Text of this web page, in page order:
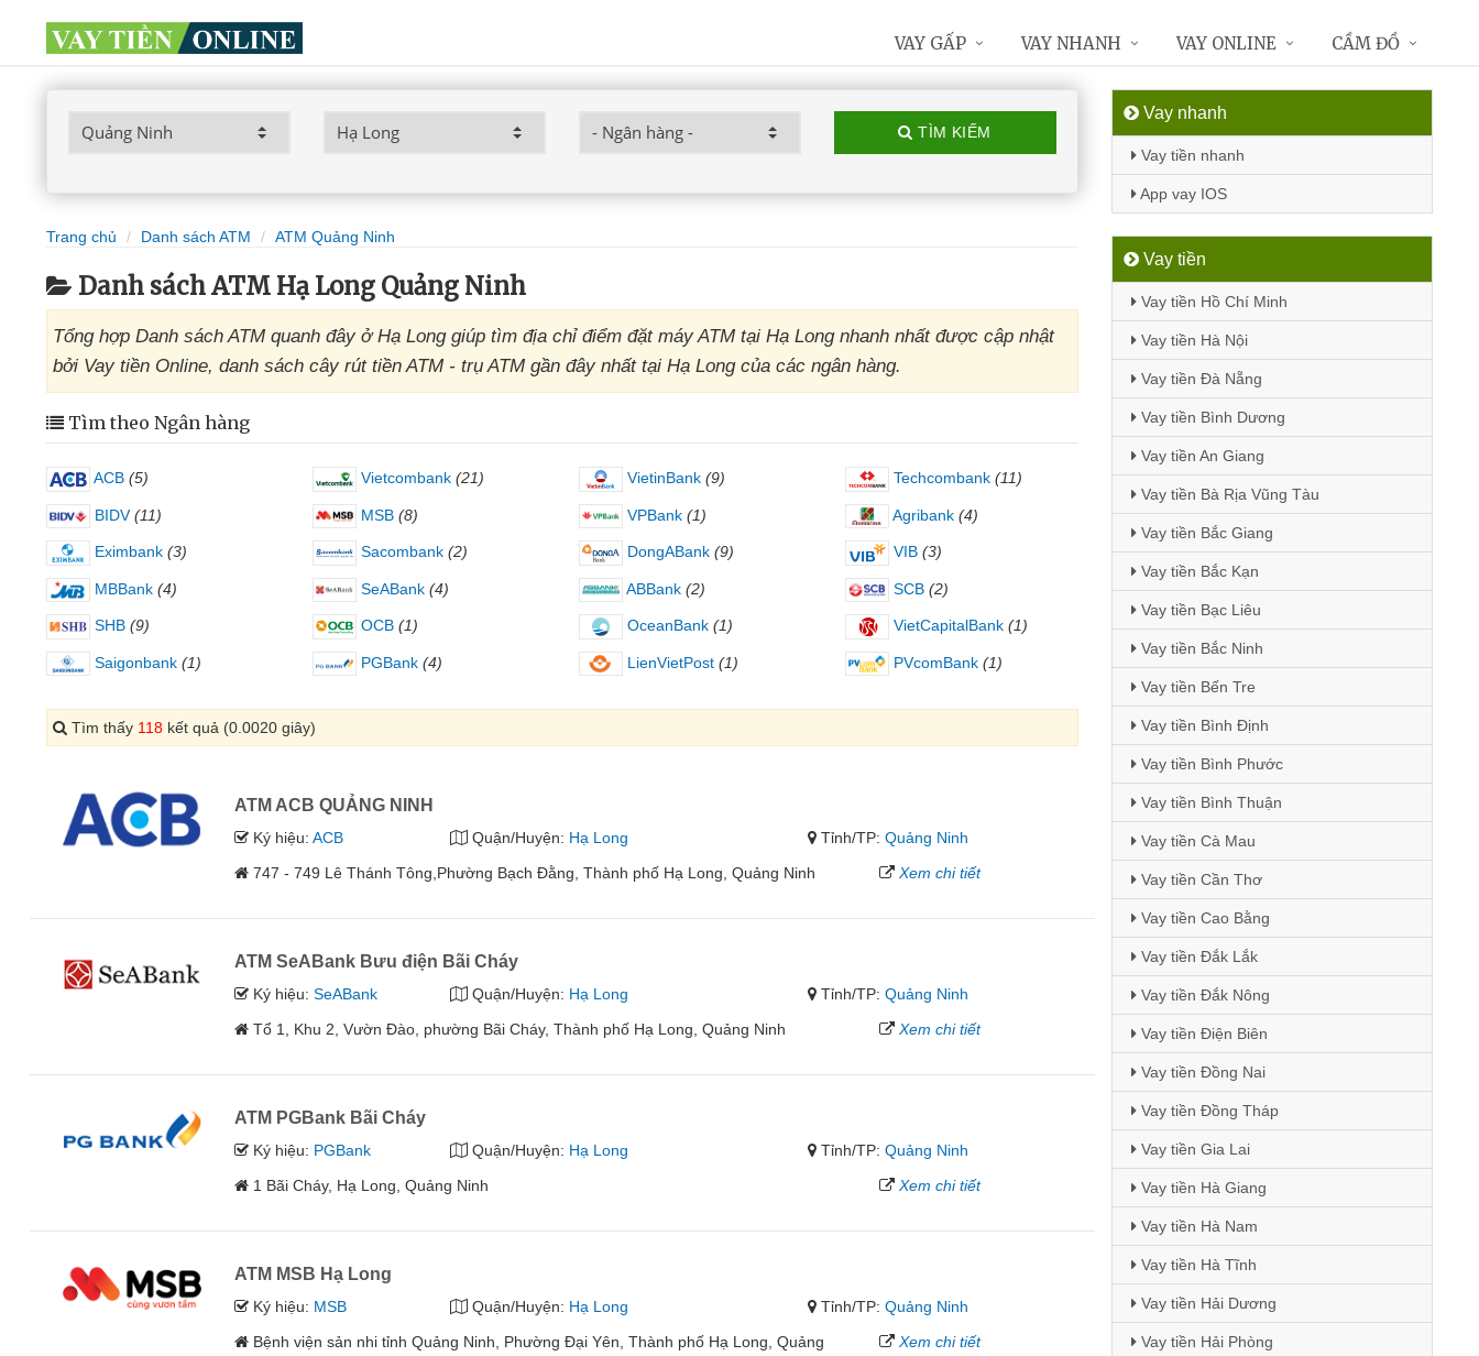
TÌM KIẾM
Trang chủ Danh sách ATM ATM Quảng Ninh
Danh sách ATM Hạ Long Quảng Ninh
Tổng hợp Danh sách ATM quanh đây ở Hạ Long giúp tìm địa chỉ điểm đặt máy ATM tại Hạ Long nhanh nhất được cập nhật
bởi Vay tiền Online, danh sách cây rút tiền ATM - trụ ATM gần đây nhất tại Hạ Long của các ngân hàng.
Tìm theo Ngân hàng
ACB (5) Vietcombank (21) VietinBank (9) Techcombank (11)
BIDV (11) MSB (8) VPBank (1) Agribank (4)
Eximbank (3) Sacombank (2) DongABank (9) VIB (3)
MBBank (4) SeABank (4) ABBank (2) SCB (2)
SHB (9) OCB (1) OceanBank (1) VietCapitalBank (1)
Saigonbank (1) PGBank (4) LienVietPost (1) PVcomBank (1)
Tìm thấy 118 kết quả (0.0020 giây)
ATM ACB QUẢNG NINH
Ký hiệu:ACB Quận/Huyện: Hạ Long Tỉnh/TP:Quảng Ninh
747 - 749 Lê Thánh Tông,Phường Bạch Đằng, Thành phố Hạ Long, Quảng Ninh
Xem chi tiết
ATM SeABank Bưu điện Bãi Cháy
Ký hiệu:SeABank Quận/Huyện: Hạ Long Tỉnh/TP:Quảng Ninh
Tổ 1, Khu 2, Vườn Đào, phường Bãi Cháy, Thành phố Hạ Long, Quảng Ninh
Xem chi tiết
ATM PGBank Bãi Cháy
Ký hiệu: PGBank Quận/Huyện: Hạ Long Tỉnh/TP:Quảng Ninh
1 Bãi Cháy, Hạ Long, Quảng Ninh
Xem chi tiết
ATM MSB Hạ Long
Ký hiệu: MSB Quận/Huyện: Hạ Long Tỉnh/TP:Quảng Ninh
Bệnh viện sản nhi tỉnh Quảng Ninh, Phường Đại Yên, Thành phố Hạ Long, Quảng
Xem chi tiết
Vay nhanh
Vay tiền nhanh
App vay IOS
Vay tiền
Vay tiền Hồ Chí Minh
Vay tiền Hà Nội
Vay tiền Đà Nẵng
Vay tiền Bình Dương
Vay tiền An Giang
Vay tiền Bà Rịa Vũng Tàu
Vay tiền Bắc Giang
Vay tiền Bắc Kạn
Vay tiền Bạc Liêu
Vay tiền Bắc Ninh
Vay tiền Bến Tre
Vay tiền Bình Định
Vay tiền Bình Phước
Vay tiền Bình Thuận
Vay tiền Cà Mau
Vay tiền Cần Thơ
Vay tiền Cao Bằng
Vay tiền Đắk Lắk
Vay tiền Đắk Nông
Vay tiền Điện Biên
Vay tiền Đồng Nai
Vay tiền Đồng Tháp
Vay tiền Gia Lai
Vay tiền Hà Giang
Vay tiền Hà Nam
Vay tiền Hà Tĩnh
Vay tiền Hải Dương
Vay tiền Hải Phòng
VAY GẤP VAY NHANH VAY ONLINE CẦM ĐỒ